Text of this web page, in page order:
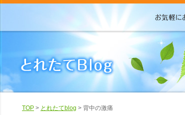
TOP > とれたてblog > 背中の激痛